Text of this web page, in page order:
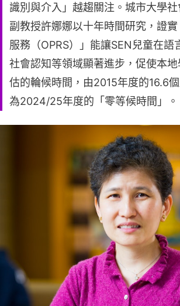
識別與介入」越趨關注。城市大學
副教授許娜娜以十年時間研究，證
服務（OPRS）」能讓SEN兒童在語
社會認知等領域顯著進步，促使本
估的輪候時間，由2015年度的16.6
為2024/25年度的「零等候時間」。